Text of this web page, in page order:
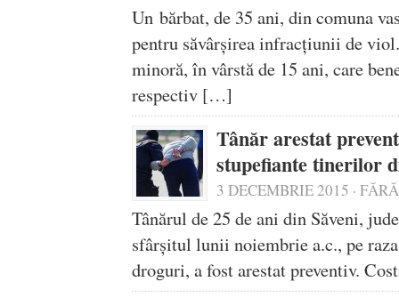
Un bărbat, de 35 ani, din comuna
pentru săvârșirea infracțiunii de
minoră, în vârstă de 15 ani, care
respectiv […]
Tânăr arestat
stupefiante tinerilor
3 DECEMBRIE 2015 ·
Tânărul de 25 de ani din Săveni,
sfârșitul lunii noiembrie a.c., pe
droguri, a fost arestat preventiv.